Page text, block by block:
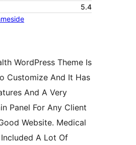
5.4
WordPress Theme Is
Customize And It Has
And A Very
Panel For Any Client
Website. Medical
A Lot Of